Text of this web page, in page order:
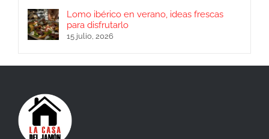
Lomo ibérico en verano, ideas frescas
para disfrutarlo
15 julio, 2026